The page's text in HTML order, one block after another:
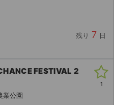
残り 7 日
FESTIVAL 2
公園
1